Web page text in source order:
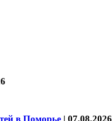
в Поморье | 07.08.2026